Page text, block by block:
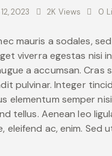
2023 2K Views 0
mauris a sodales,
viverra egestas nisi
a accumsan. Cras
pulvinar. Integer
elementum semper
tellus. Aenean leo
eleifend ac, enim. Sed